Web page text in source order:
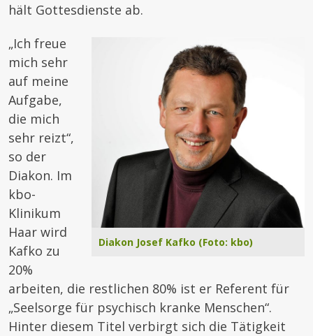
hält Gottesdienste ab.
Diakon Josef Kafko (Foto: kbo)
„Ich freue
mich sehr
auf meine
Aufgabe,
die mich
sehr reizt“,
so der
Diakon. Im
kbo-
Klinikum
Haar wird
Kafko zu
20%
arbeiten, die restlichen 80% ist er Referent für
„Seelsorge für psychisch kranke Menschen“.
Hinter diesem Titel verbirgt sich die Tätigkeit